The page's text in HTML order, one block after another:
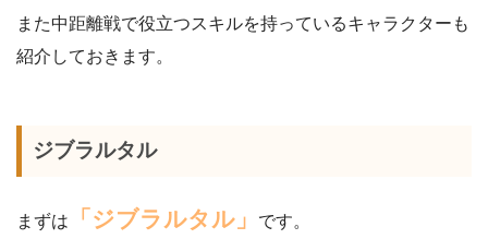
また中距離戦で役立つスキルを持っているキャラクターも
紹介しておきます。
ジブラルタル
まずは 「ジブラルタル」 です。